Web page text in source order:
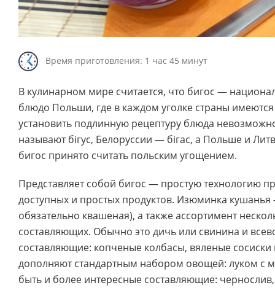
Время приготовления: 1 час 45 минут
В кулинарном мире считается, что бигос —
блюдо Польши, где в каждом уголке страны
установить подлинную рецептуру блюда
называют бігус, Белоруссии — бігас, а Польше и
бигос принято считать польским угощением.
Представляет собой бигос — простую технологию
доступных и простых продуктов. Изюминка кушанья
обязательно квашеная), а также ассортимент
составляющих. Обычно это дичь или свинина и
составляющие: копченые колбасы, вяленые
дополняют стандартным набором овощей: луком с
быть и более интересные составляющие: